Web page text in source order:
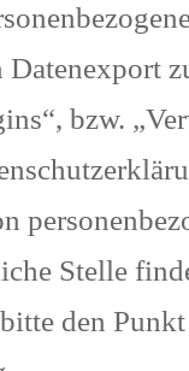
bzw.
Stelle
den